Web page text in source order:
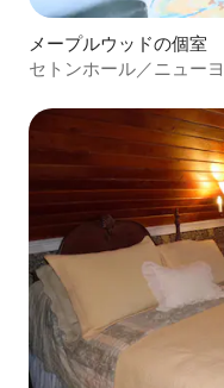
メープルウッドの個室
セトンホール／ニュー